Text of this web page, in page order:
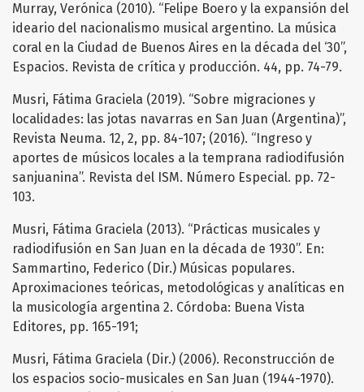
Murray, Verónica (2010). “Felipe Boero y la expansión del
ideario del nacionalismo musical argentino. La música
coral en la Ciudad de Buenos Aires en la década del ‘30”,
Espacios. Revista de crítica y producción. 44, pp. 74-79.
Musri, Fátima Graciela (2019). “Sobre migraciones y
localidades: las jotas navarras en San Juan (Argentina)”,
Revista Neuma. 12, 2, pp. 84-107; (2016). “Ingreso y
aportes de músicos locales a la temprana radiodifusión
sanjuanina”. Revista del ISM. Número Especial. pp. 72-
103.
Musri, Fátima Graciela (2013). “Prácticas musicales y
radiodifusión en San Juan en la década de 1930”. En:
Sammartino, Federico (Dir.) Músicas populares.
Aproximaciones teóricas, metodológicas y analíticas en
la musicología argentina 2. Córdoba: Buena Vista
Editores, pp. 165-191;
Musri, Fátima Graciela (Dir.) (2006). Reconstrucción de
los espacios socio-musicales en San Juan (1944-1970).